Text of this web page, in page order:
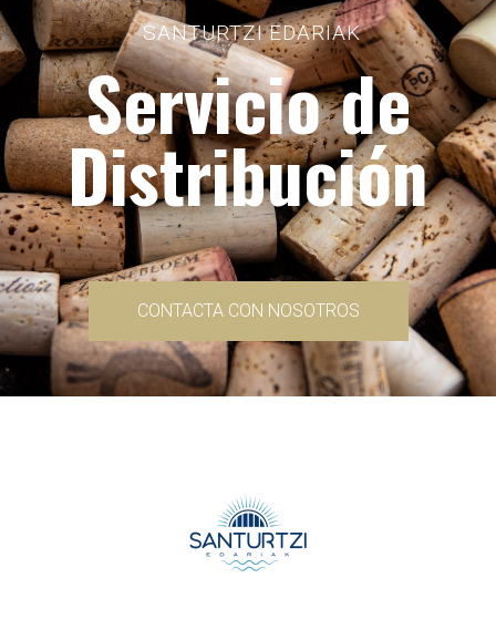
SANTURTZI EDARIAK
Servicio de
Distribución
CONTACTA CON NOSOTROS